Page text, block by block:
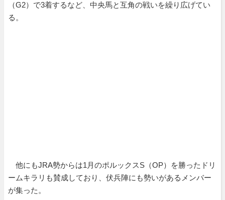
（G2）で3着するなど、中央馬と互角の戦いを繰り広げてい
る。
他にもJRA勢からは1月のポルックスS（OP）を勝ったドリ
ームキラリも賛成しており、伏兵陣にも勢いがあるメンバー
が集った。